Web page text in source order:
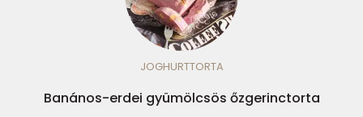
JOGHURTTORTA
Banános-erdei gyümölcsös őzgerinctorta